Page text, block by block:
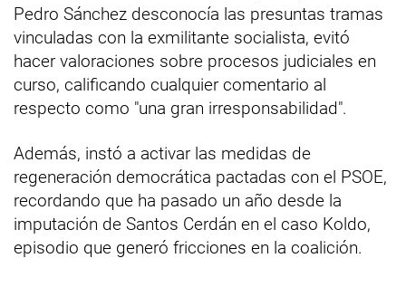
Pedro Sánchez desconocía las presuntas tramas
vinculadas con la exmilitante socialista, evitó
hacer valoraciones sobre procesos judiciales en
curso, calificando cualquier comentario al
respecto como "una gran irresponsabilidad".
Además, instó a activar las medidas de
regeneración democrática pactadas con el PSOE,
recordando que ha pasado un año desde la
imputación de Santos Cerdán en el caso Koldo,
episodio que generó fricciones en la coalición.